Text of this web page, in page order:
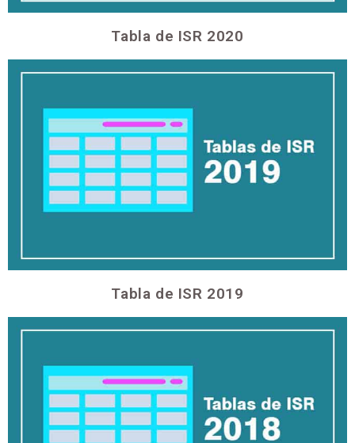
Tabla de ISR 2020
Tabla de ISR 2019